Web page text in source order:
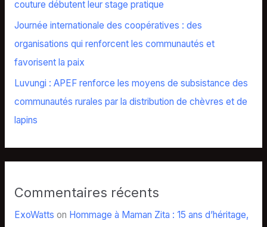
couture débutent leur stage pratique
Journée internationale des coopératives : des
organisations qui renforcent les communautés et
favorisent la paix
Luvungi : APEF renforce les moyens de subsistance des
communautés rurales par la distribution de chèvres et de
lapins
Commentaires récents
ExoWatts on Hommage à Maman Zita : 15 ans d’héritage,